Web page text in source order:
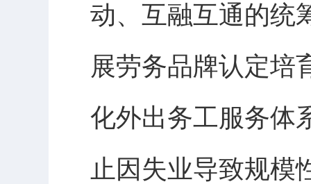
动、互融互通的统
展劳务品牌认定培
化外出务工服务体
止因失业导致规模